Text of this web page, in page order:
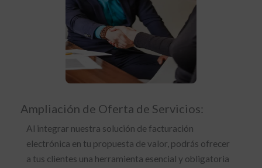
Ampliación de Oferta de Servicios:
Al integrar nuestra solución de facturación
electrónica en tu propuesta de valor, podrás ofrecer
a tus clientes una herramienta esencial y obligatoria